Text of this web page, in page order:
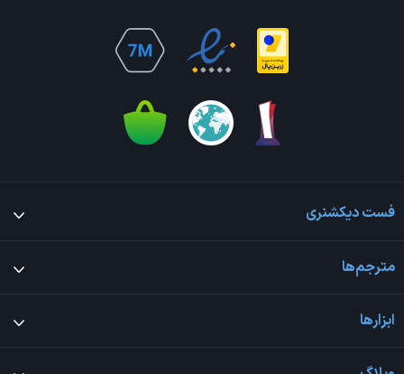
فست دیکشنری
مترجم‌ها
ابزارها